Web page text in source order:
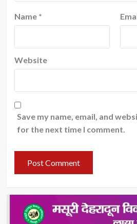
Name *
Website
Save my name, email, and
for the next time I comment.